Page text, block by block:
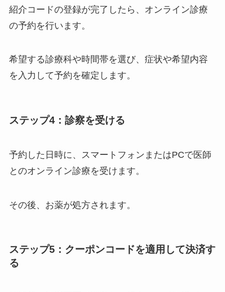
紹介コードの登録が完了したら、オンライン診療
の予約を行います。
希望する診療科や時間帯を選び、症状や希望内容
を入力して予約を確定します。
ステップ4：診察を受ける
予約した日時に、スマートフォンまたはPCで医師
とのオンライン診療を受けます。
その後、お薬が処方されます。
ステップ5：クーポンコードを適用して決済す
る